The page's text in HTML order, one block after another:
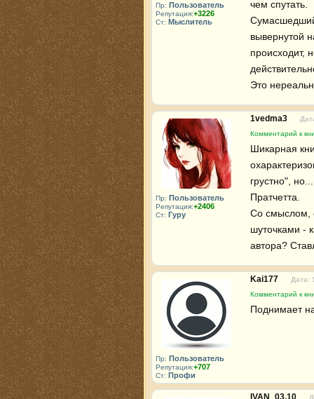
Пр: Пользователь
Репутация:+3226
Ст: Мыслитель
чем спутать.
вывернутой
происходит,
Это
Пр: Пользователь
Репутация:+2406
Ст: Гуру
1vedma3
Комментарий к
Шикарная
грустно",
Пратчетта.
Со смыслом,
шуточками -
автора?
Пр: Пользователь
Репутация:+707
Ст: Профи
Kai177
Дата:
Комментарий к
Поднимает
IVAN_03.10